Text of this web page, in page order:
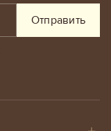
Отправить